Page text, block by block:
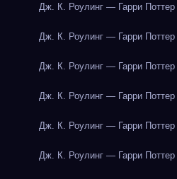
Дж. К. Роулинг — Гарри
Дж. К. Роулинг — Гарри
Дж. К. Роулинг — Гарри
Дж. К. Роулинг — Гарри
Дж. К. Роулинг — Гарри
Дж. К. Роулинг — Гарри